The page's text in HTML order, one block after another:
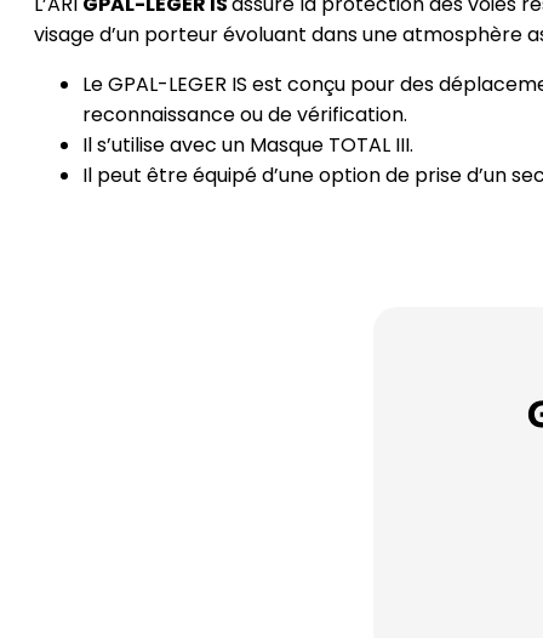
visage d’un porteur évoluant dans une atmosphère
Le GPAL-LEGER IS est conçu pour des
reconnaissance ou de vérification.
Il s’utilise avec un Masque TOTAL III.
Il peut être équipé d’une option de prise d’un